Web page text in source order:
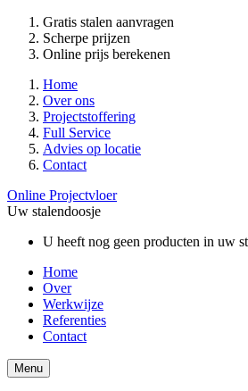
Gratis stalen aanvragen
Scherpe prijzen
Online prijs berekenen
Home
Over ons
Projectstoffering
Full Service
Advies op locatie
Contact
Online Projectvloer
Uw stalendoosje
U heeft nog geen producten in uw
Home
Over
Werkwijze
Referenties
Contact
Menu